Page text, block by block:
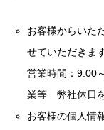
お客様からいた
せていただきます
営業時間：9:00
業等 弊社休日を
お客様の個人情